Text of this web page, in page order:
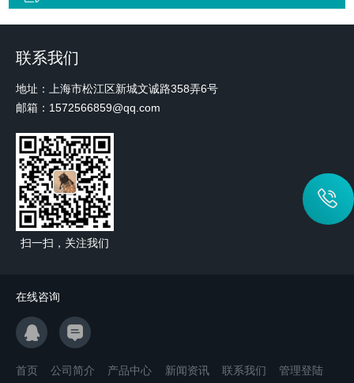
联系我们
地址：上海市松江区新城文诚路358弄6号
邮箱：1572566859@qq.com
扫一扫，关注我们
在线咨询
首页 公司简介 产品中心 新闻资讯 联系我们 管理登陆